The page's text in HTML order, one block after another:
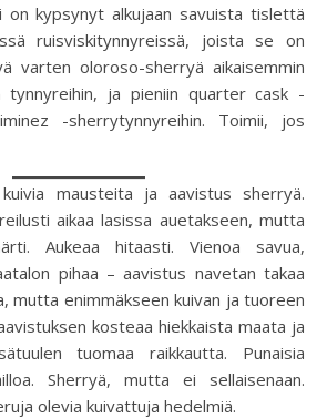
kypsynyt alkujaan savuista tislettä
ruisviskitynnyreissä, joista se on
varten oloroso-sherryä aikaisemmin
tynnyreihin, ja pieniin quarter cask -
-sherrytynnyreihin. Toimii, jos
kuivia mausteita ja aavistus sherryä.
aikaa lasissa auetakseen, mutta
Aukeaa hitaasti. Vienoa savua,
pihaa – aavistus navetan takaa
mutta enimmäkseen kuivan ja tuoreen
kosteaa hiekkaista maata ja
tuomaa raikkautta. Punaisia
Sherryä, mutta ei sellaisenaan.
olevia kuivattuja hedelmiä.